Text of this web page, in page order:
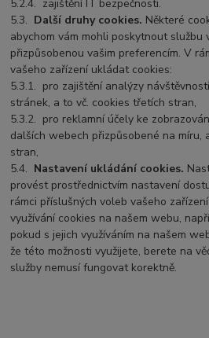
5.2.4. zajištění IT bezpečnosti.
5.3. Další druhy cookies. Některé
abychom vám mohli poskytnout službu
přizpůsobenou vašim preferencím. V
vašeho zařízení ukládat cookies:
5.3.1. pro zajištění analýzy
stránek, a to vč. cookies třetích stran,
5.3.2. pro reklamní účely ke
dalších webech přizpůsobené na míru,
stran,
5.4. Nastavení ukládání cookies.
provést prostřednictvím nastavení
rámci příslušných voleb vašeho
využívání cookies na našem webu,
pokud s jejich využíváním na našem
že této možnosti využijete, berete na
služby nemusí fungovat korektně.